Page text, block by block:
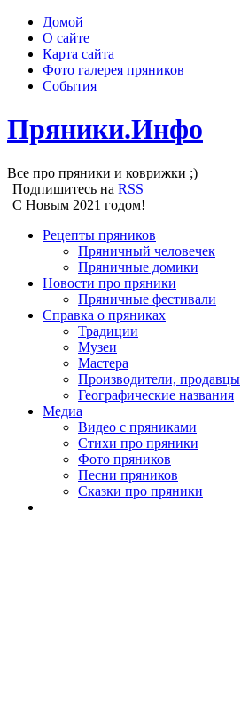
Домой
О сайте
Карта сайта
Фото галерея пряников
События
Пряники.Инфо
Все про пряники и коврижки ;)
Подпишитесь на RSS
С Новым 2021 годом!
Рецепты пряников
Пряничный человечек
Пряничные домики
Новости про пряники
Пряничные фестивали
Справка о пряниках
Традиции
Музеи
Мастера
Производители, продавцы
Географические названия
Медиа
Видео с пряниками
Стихи про пряники
Фото пряников
Песни пряников
Сказки про пряники